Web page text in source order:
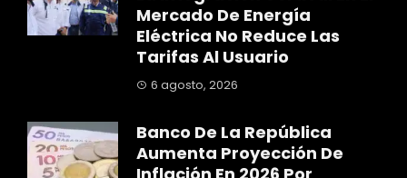
Mercado De Energía
Eléctrica No Reduce Las
Tarifas Al Usuario
6 agosto, 2026
Banco De La República
Aumenta Proyección De